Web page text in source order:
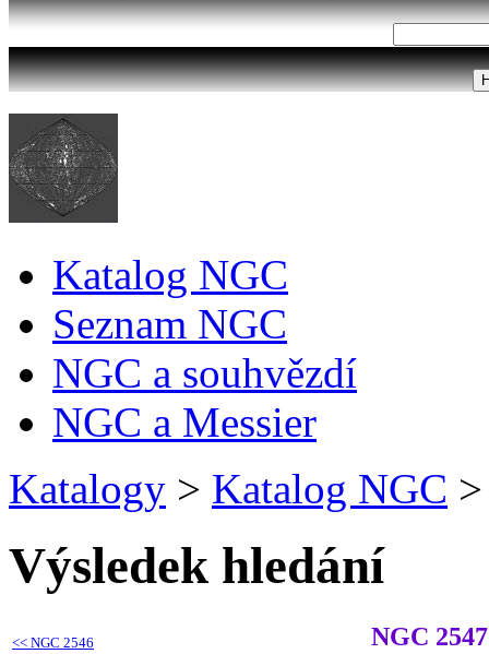
Katalog NGC
Seznam NGC
NGC a souhvězdí
NGC a Messier
Katalogy > Katalog NGC >
Výsledek hledání
<< NGC 2546 NGC 2547